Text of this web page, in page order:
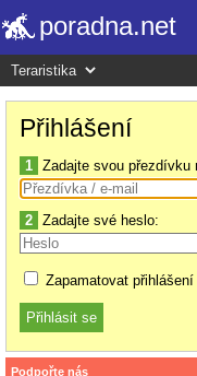
poradna.net
Přihlášení
1 Zadajte svou přezdívku
2 Zadajte své heslo:
Zapamatovat
Podpořte nás